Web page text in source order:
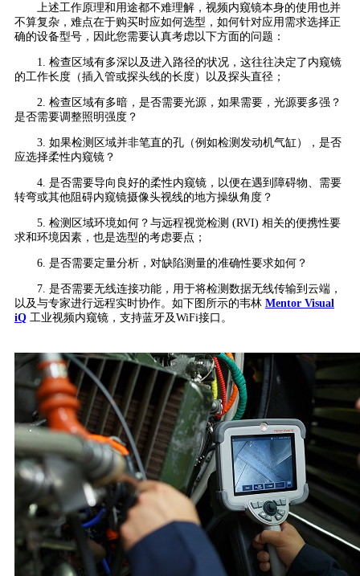
上述工作原理和用途都不难理解，视频内窥镜本身的使用也并
不算复杂，难点在于购买时应如何选型，如何针对应用需求选择正
确的设备型号，因此您需要认真考虑以下方面的问题：
1. 检查区域有多深以及进入路径的状况，这往往决定了内窥镜
的工作长度（插入管或探头线的长度）以及探头直径；
2. 检查区域有多暗，是否需要光源，如果需要，光源要多强？
是否需要调整照明强度？
3. 如果检测区域并非笔直的孔（例如检测发动机气缸），是否
应选择柔性内窥镜？
4. 是否需要导向良好的柔性内窥镜，以便在遇到障碍物、需要
转弯或其他阻碍内窥镜摄像头视线的地方操纵角度？
5. 检测区域环境如何？与远程视觉检测 (RVI) 相关的便携性要
求和环境因素，也是选型的考虑要点；
6. 是否需要定量分析，对缺陷测量的准确性要求如何？
7. 是否需要无线连接功能，用于将检测数据无线传输到云端，
以及与专家进行远程实时协作。如下图所示的韦林 Mentor Visual
iQ 工业视频内窥镜，支持蓝牙及WiFi接口。